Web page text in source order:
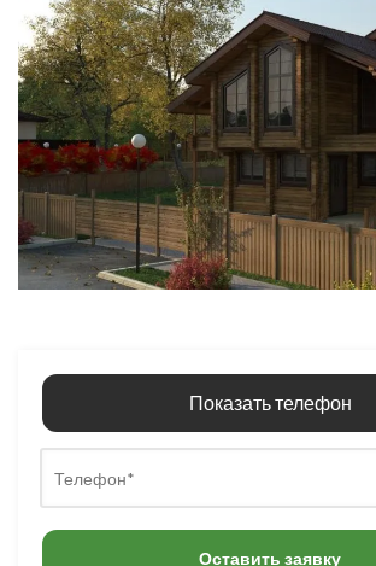
Показать телефон
Оставить заявку